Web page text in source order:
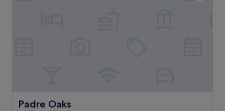
Padre Oaks
Padre Oaks